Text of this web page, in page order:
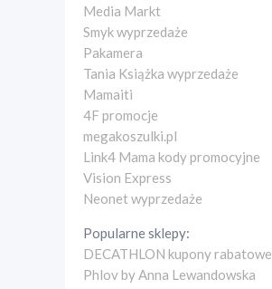
Media Markt
Smyk wyprzedaże
Pakamera
Tania Książka wyprzedaże
Mamaiti
4F promocje
megakoszulki.pl
Link4 Mama kody promocyjne
Vision Express
Neonet wyprzedaże
Popularne sklepy:
DECATHLON kupony rabatowe
Phlov by Anna Lewandowska